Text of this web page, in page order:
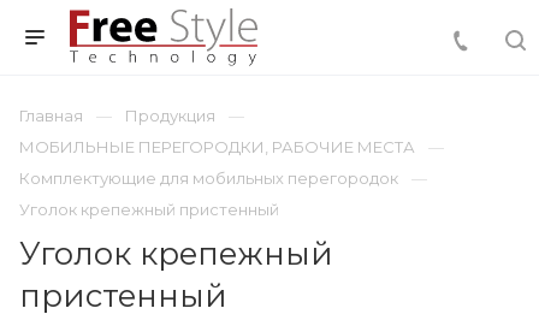
Главная
Продукция
МОБИЛЬНЫЕ ПЕРЕГОРОДКИ, РАБОЧИЕ МЕСТА
Комплектующие для мобильных перегородок
Уголок крепежный пристенный
Уголок крепежный
пристенный